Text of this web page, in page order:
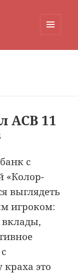
АСВ 11
с
«Колор-
выглядеть
игроком:
это